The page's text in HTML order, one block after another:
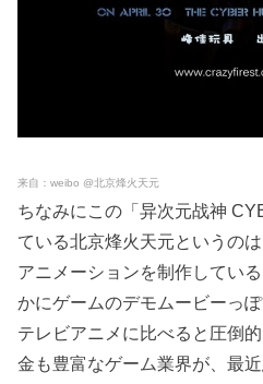
来自：weibo @北京烽火天元
ちなみにこの「异次元战神
ている北京烽火天元というの
アニメーションを制作してい
かにゲームのデモムービーっ
テレビアニメに比べると圧倒
金も豊富なゲーム業界が、最